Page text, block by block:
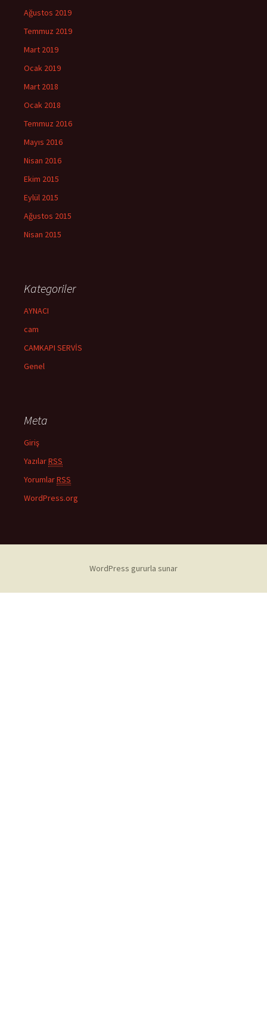
Ağustos 2019
Temmuz 2019
Mart 2019
Ocak 2019
Mart 2018
Ocak 2018
Temmuz 2016
Mayıs 2016
Nisan 2016
Ekim 2015
Eylül 2015
Ağustos 2015
Nisan 2015
Kategoriler
AYNACI
cam
CAMKAPI SERVİS
Genel
Meta
Giriş
YazılarRSS
YorumlarRSS
WordPress.org
WordPress gururla sunar